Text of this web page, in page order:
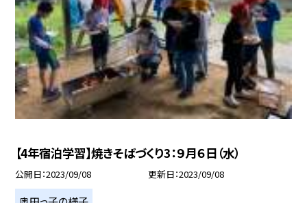
【4年宿泊学習】焼きそばづくり3：９月６日（水）
公開日 2023/09/08 更新日 2023/09/08